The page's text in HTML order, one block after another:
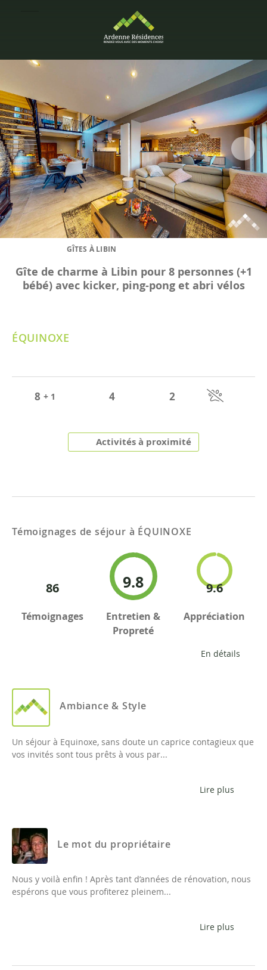
GÎTES À LIBIN
Gîte de charme à Libin pour 8 personnes (+1
bébé) avec kicker, ping-pong et abri vélos
ÉQUINOXE
8 + 1 4 2
Activités à proximité
Témoignages de séjour à ÉQUINOXE
86
Témoignages
9.8
Entretien &
Propreté
9.6
Appréciation
En détails
Ambiance & Style
Un séjour à Equinoxe, sans doute un caprice contagieux que
vos invités sont tous prêts à vous par...
Lire plus
Le mot du propriétaire
Nous y voilà enfin ! Après tant d’années de rénovation, nous
espérons que vous profiterez pleinem...
Lire plus